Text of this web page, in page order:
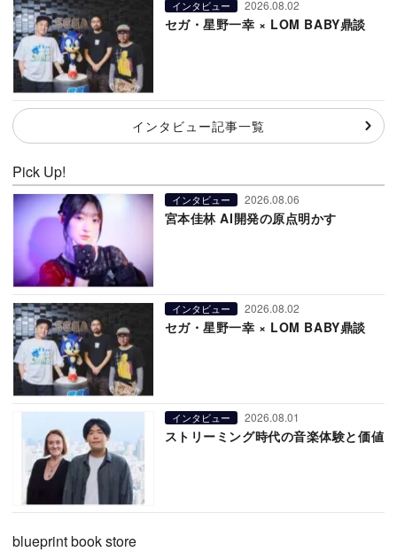
インタビュー 2026.08.02
セガ・星野一幸 × LOM BABY鼎談
インタビュー記事一覧
Pick Up!
インタビュー 2026.08.06
宮本佳林 AI開発の原点明かす
インタビュー 2026.08.02
セガ・星野一幸 × LOM BABY鼎談
インタビュー 2026.08.01
ストリーミング時代の音楽体験と価値
blueprint book store